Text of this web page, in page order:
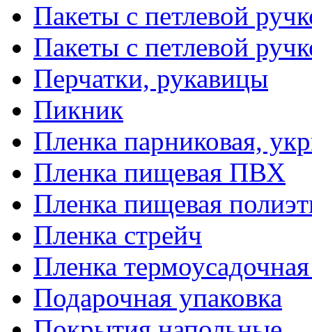
Пакеты с петлевой
Пакеты с петлевой
Перчатки, рукавицы
Пикник
Пленка парниковая,
Пленка пищевая ПВХ
Пленка пищевая
Пленка стрейч
Пленка
Подарочная упаковка